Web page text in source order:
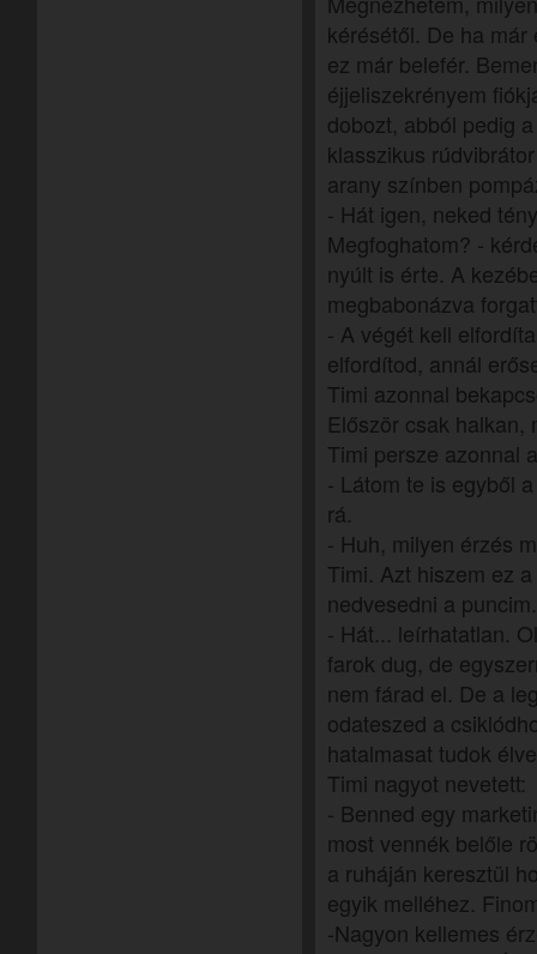
kérésétől. De ha
ez már belefér.
éjjeliszekrényem
dobozt, abból pedig
klasszikus
arany színben
- Hát igen, neked
Megfoghatom? -
nyúlt is érte. A
megbabonázva
- A végét kell
elfordítod, annál
Timi azonnal
Először csak
Timi persze azonnal
- Látom te is egyből
rá.
- Huh, milyen érzés
Timi. Azt hiszem ez
nedvesedni a puncim.
- Hát... leírhatatlan.
farok dug, de
nem fárad el. De a
odateszed a
hatalmasat tudok
Timi nagyot nevetett:
- Benned egy
most vennék belőle
a ruháján keresztül
egyik melléhez.
-Nagyon kellemes